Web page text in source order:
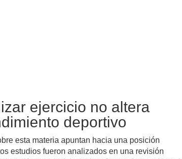
ejercicio no altera
deportivo
esta materia apuntan hacia una posición
estudios fueron analizados en una revisión